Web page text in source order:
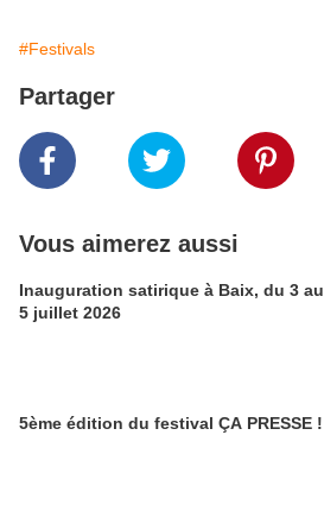
#Festivals
Partager
Vous aimerez aussi
Inauguration satirique à Baix, du 3 au
5 juillet 2026
5ème édition du festival ÇA PRESSE !